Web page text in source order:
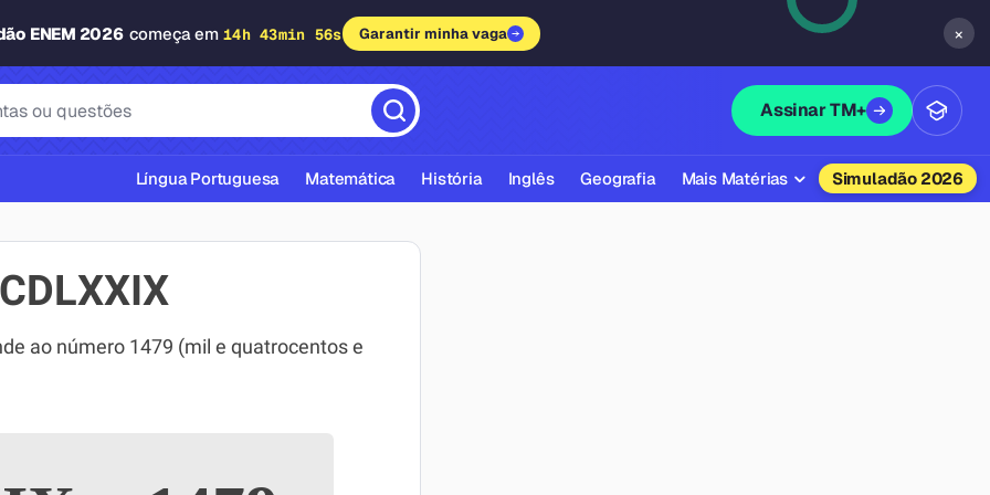
ENEM 2026 começa em 14h 43min 55s Garantir minha vaga ×
Assinar TM+
ABNT
Língua Portuguesa Matemática História Inglês Geografia Mais Matérias Simuladão 2026
ao número 1479 (mil e quatrocentos e